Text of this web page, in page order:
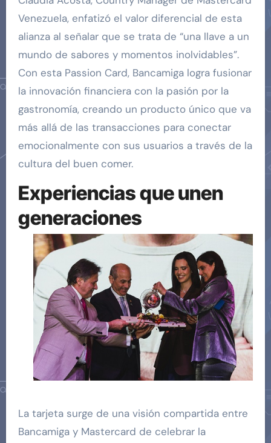
Venezuela, enfatizó el valor diferencial de esta
alianza al señalar que se trata de “una llave a un
mundo de sabores y momentos inolvidables”.
Con esta Passion Card, Bancamiga logra fusionar
la innovación financiera con la pasión por la
gastronomía, creando un producto único que va
más allá de las transacciones para conectar
emocionalmente con sus usuarios a través de la
cultura del buen comer.
Experiencias que unen
generaciones
La tarjeta surge de una visión compartida entre
Bancamiga y Mastercard de celebrar la